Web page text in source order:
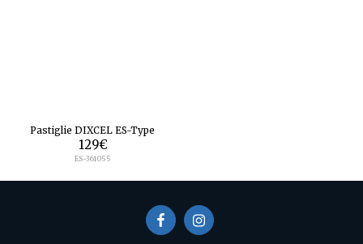
Pastiglie DIXCEL ES-Type
129€
ES-361055